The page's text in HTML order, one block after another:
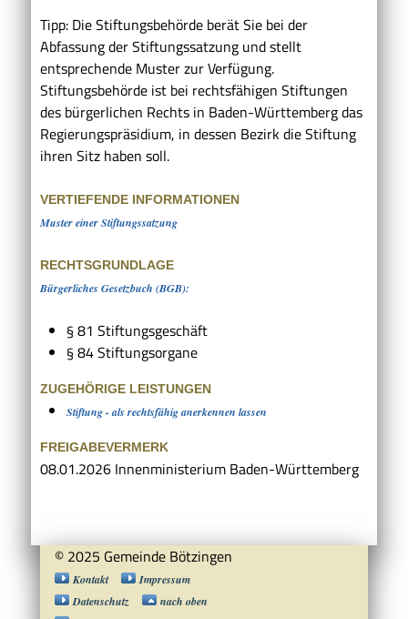
Tipp: Die Stiftungsbehörde berät Sie bei der
Abfassung der Stiftungssatzung und stellt
entsprechende Muster zur Verfügung.
Stiftungsbehörde ist bei rechtsfähigen Stiftungen
des bürgerlichen Rechts in Baden-Württemberg das
Regierungspräsidium, in dessen Bezirk die Stiftung
ihren Sitz haben soll.
VERTIEFENDE INFORMATIONEN
Muster einer Stiftungssatzung
RECHTSGRUNDLAGE
Bürgerliches Gesetzbuch (BGB):
§ 81 Stiftungsgeschäft
§ 84 Stiftungsorgane
ZUGEHÖRIGE LEISTUNGEN
Stiftung - als rechtsfähig anerkennen lassen
FREIGABEVERMERK
08.01.2026 Innenministerium Baden-Württemberg
© 2025 Gemeinde Bötzingen
Kontakt
Impressum
Datenschutz
nach oben